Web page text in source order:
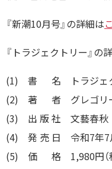
『新潮10月号』の詳細は
『トラジェクトリー』の
(1) 書 名 トラジェ
(2) 著 者 グレゴリー
(3) 出 版 社 文藝春秋
(4) 発 売 日 令和7年7月
(5) 価 格 1,980円（